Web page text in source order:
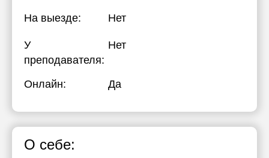
На выезде: Нет
У
преподавателя:
Нет
Онлайн: Да
О себе: